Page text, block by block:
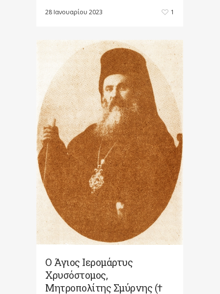
28 Ιανουαρίου 2023 1
Ο Άγιος Ιερομάρτυς
Χρυσόστομος,
Μητροπολίτης Σμύρνης (†